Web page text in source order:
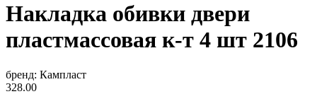
Накладка обивки двери
пластмассовая к-т 4 шт 2106
бренд: Кампласт
328.00